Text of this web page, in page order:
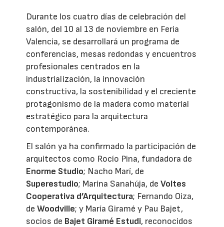
Durante los cuatro días de celebración del
salón, del 10 al 13 de noviembre en Feria
Valencia, se desarrollará un programa de
conferencias, mesas redondas y encuentros
profesionales centrados en la
industrialización, la innovación
constructiva, la sostenibilidad y el creciente
protagonismo de la madera como material
estratégico para la arquitectura
contemporánea.
El salón ya ha confirmado la participación de
arquitectos como Rocío Pina, fundadora de
Enorme Studio; Nacho Marí, de
Superestudio; Marina Sanahúja, deVoltes
Cooperativa d’Arquitectura; Fernando Oiza,
deWoodville; y María Giramé y Pau Bajet,
socios de Bajet Giramé Estudi, reconocidos